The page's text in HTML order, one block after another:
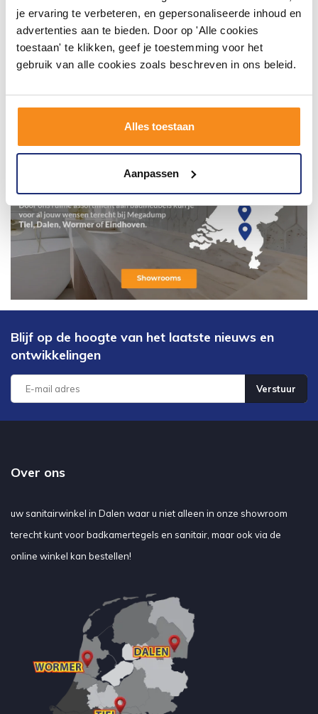
je ervaring te verbeteren, en gepersonaliseerde inhoud en
advertenties aan te bieden. Door op 'Alle cookies
toestaan' te klikken, geef je toestemming voor het
gebruik van alle cookies zoals beschreven in ons beleid.
Alles toestaan
Aanpassen
Blijf op de hoogte van het laatste nieuws en
ontwikkelingen
Verstuur
Over ons
uw sanitairwinkel in Dalen waar u niet alleen in onze showroom
terecht kunt voor badkamertegels en sanitair, maar ook via de
online winkel kan bestellen!